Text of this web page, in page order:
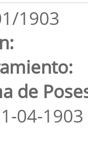
1903
de
04-1903